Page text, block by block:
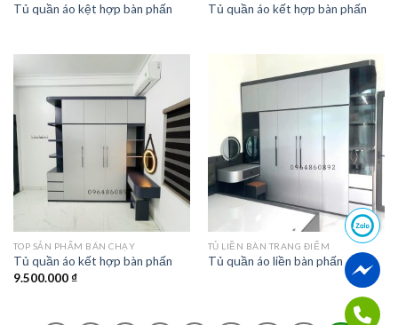
Tủ quần áo kệt hợp bàn phấn Tủ quần áo kết hợp bàn phấn
TOP SẢN PHẨM BÁN CHẠY
Tủ quần áo kết hợp bàn phấn
9.500.000₫
TỦ LIỀN BÀN TRANG ĐIỂM
Tủ quần áo liền bàn phấn